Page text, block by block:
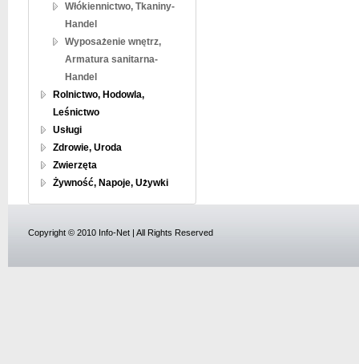
Włókiennictwo, Tkaniny-
Handel
Wyposażenie wnętrz,
Armatura sanitarna-
Handel
Rolnictwo, Hodowla,
Leśnictwo
Usługi
Zdrowie, Uroda
Zwierzęta
Żywność, Napoje, Używki
Copyright © 2010 Info-Net | All Rights Reserved